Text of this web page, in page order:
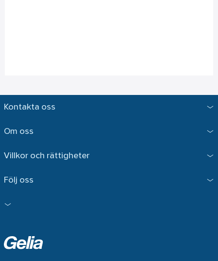
Kontakta oss
Om oss
Villkor och rättigheter
Följ oss